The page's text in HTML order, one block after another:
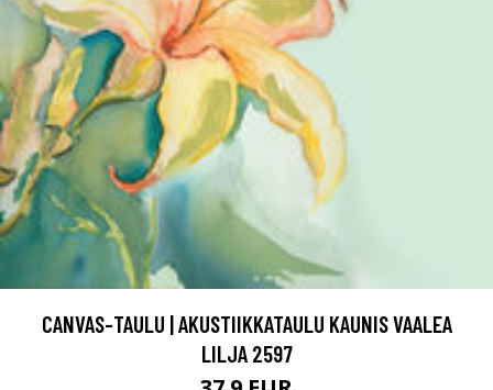
CANVAS-TAULU | AKUSTIIKKATAULU KAUNIS VAALEA
LILJA 2597